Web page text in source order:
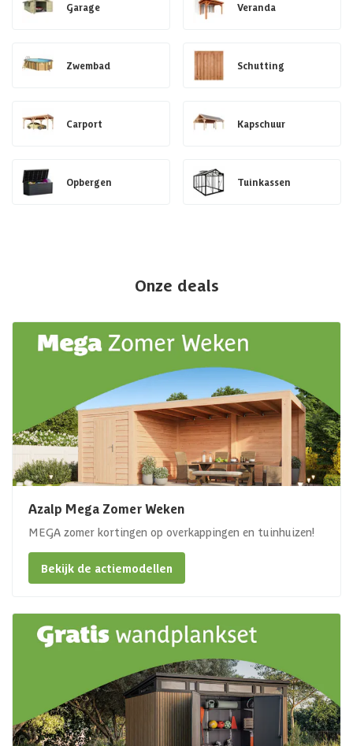
Garage Veranda
Zwembad Schutting
Carport Kapschuur
Opbergen Tuinkassen
Onze deals
Azalp Mega Zomer Weken
MEGA zomer kortingen op overkappingen en tuinhuizen!
Bekijk de actiemodellen